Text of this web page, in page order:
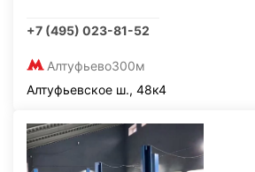
+7 (495) 023-81-52
Алтуфьево300м
Алтуфьевское ш., 48к4